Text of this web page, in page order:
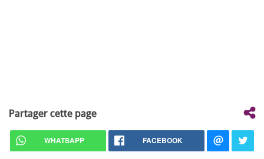
Partager cette page
WHATSAPP FACEBOOK